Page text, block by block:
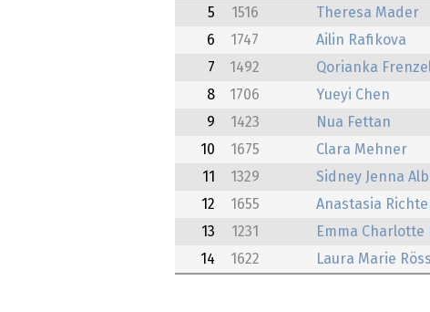
5
1516 Theresa Mader
6
1747 Ailin Rafikova
7
1492 Qorianka
8
1706 Yueyi Chen
9
1423 Nua Fettan
10
1675 Clara Mehner
11
1329 Sidney Jenna
12
1655 Anastasia
13
1231 Emma Charlotte
14
1622 Laura Marie